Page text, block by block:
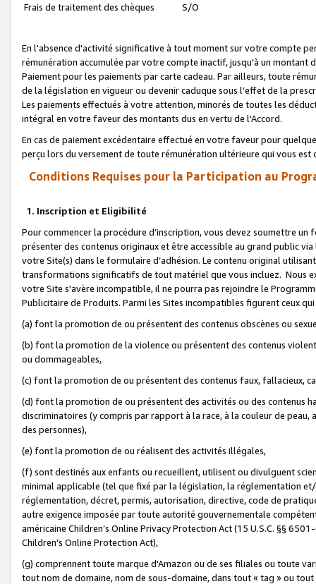
Frais de traitement des chèques
S/O
En l'absence d'activité significative à tout moment sur votre compte
rémunération accumulée par votre compte inactif, jusqu'à un montant
Paiement pour les paiements par carte cadeau. Par ailleurs, toute
de la législation en vigueur ou devenir caduque sous l’effet de la
Les paiements effectués à votre attention, minorés de toutes les
intégral en votre faveur des montants dus en vertu de l'Accord.
En cas de paiement excédentaire effectué en votre faveur pour
perçu lors du versement de toute rémunération ultérieure qui vous est
Conditions Requises pour la Participation au
1. Inscription et Eligibilité
Pour commencer la procédure d’inscription, vous devez soumettre
présenter des contenus originaux et être accessible au grand public
votre Site(s) dans le formulaire d’adhésion. Le contenu original
transformations significatifs de tout matériel que vous incluez. Nous
votre Site s'avère incompatible, il ne pourra pas rejoindre le
Publicitaire de Produits. Parmi les Sites incompatibles figurent ceux
(a) font la promotion de ou présentent des contenus obscènes ou
(b) font la promotion de la violence ou présentent des contenus
ou dommageables,
(c) font la promotion de ou présentent des contenus faux, fallacieux,
(d) font la promotion de ou présentent des activités ou des contenus
discriminatoires (y compris par rapport à la race, à la couleur de
des personnes),
(e) font la promotion de ou réalisent des activités illégales,
(f) sont destinés aux enfants ou recueillent, utilisent ou divulguent
minimal applicable (tel que fixé par la législation, la réglementation
réglementation, décret, permis, autorisation, directive, code de
autre exigence imposée par toute autorité gouvernementale
américaine Children’s Online Privacy Protection Act (15 U.S.C. §§
Children’s Online Protection Act),
(g) comprennent toute marque d'Amazon ou de ses filiales ou toute
tout nom de domaine, nom de sous-domaine, dans tout « tag » ou